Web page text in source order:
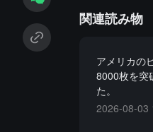
関連読み物
アメリカの
8000枚を突
た。
2026-08-03